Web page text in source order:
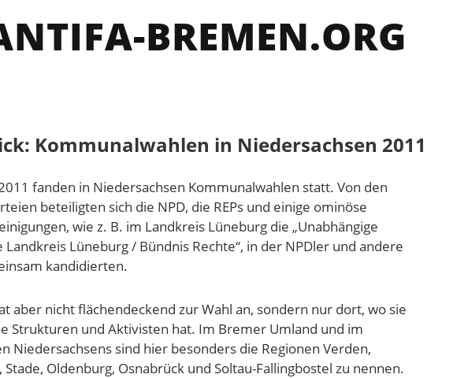
BREMEN.ORG
Kommunalwahlen in Niedersachsen 2011
fanden in Niedersachsen Kommunalwahlen statt. Von den
beteiligten sich die NPD, die REPs und einige ominöse
wie z. B. im Landkreis Lüneburg die „Unabhängige
Landkreis Lüneburg / Bündnis Rechte“, in der NPDler und andere
kandidierten.
aber nicht flächendeckend zur Wahl an, sondern nur dort, wo sie
Strukturen und Aktivisten hat. Im Bremer Umland und im
Niedersachsens sind hier besonders die Regionen Verden,
Stade, Oldenburg, Osnabrück und Soltau-Fallingbostel zu nennen.